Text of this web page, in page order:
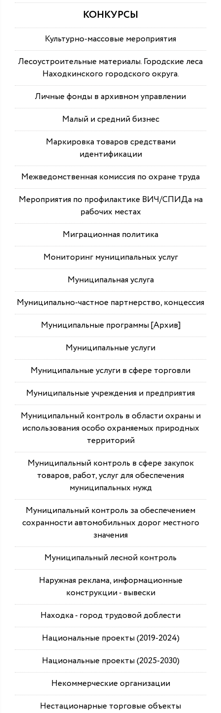
КОНКУРСЫ
Культурно-массовые мероприятия
Лесоустроительные материалы. Городские леса
Находкинского городского округа.
Личные фонды в архивном управлении
Малый и средний бизнес
Маркировка товаров средствами
идентификации
Межведомственная комиссия по охране труда
Мероприятия по профилактике ВИЧ/СПИДа на
рабочих местах
Миграционная политика
Мониторинг муниципальных услуг
Муниципальная услуга
Муниципально-частное партнерство, концессия
Муниципальные программы [Архив]
Муниципальные услуги
Муниципальные услуги в сфере торговли
Муниципальные учреждения и предприятия
Муниципальный контроль в области охраны и
использования особо охраняемых природных
территорий
Муниципальный контроль в сфере закупок
товаров, работ, услуг для обеспечения
муниципальных нужд
Муниципальный контроль за обеспечением
сохранности автомобильных дорог местного
значения
Муниципальный лесной контроль
Наружная реклама, информационные
конструкции - вывески
Находка - город трудовой доблести
Национальные проекты (2019-2024)
Национальные проекты (2025-2030)
Некоммерческие организации
Нестационарные торговые объекты